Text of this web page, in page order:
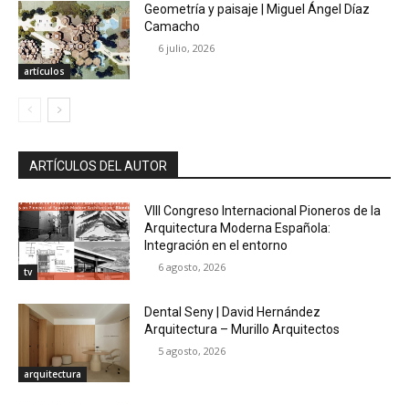
artículos
Geometría y paisaje | Miguel Ángel Díaz
Camacho
6 julio, 2026
ARTÍCULOS DEL AUTOR
tv
VIII Congreso Internacional Pioneros de la
Arquitectura Moderna Española:
Integración en el entorno
6 agosto, 2026
arquitectura
Dental Seny | David Hernández
Arquitectura – Murillo Arquitectos
5 agosto, 2026